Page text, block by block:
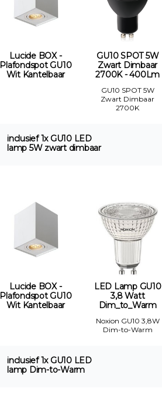
Lucide BOX -
Plafondspot GU10
Wit Kantelbaar
GU10 SPOT 5W
Zwart Dimbaar
2700K - 400Lm
GU10 SPOT 5W
Zwart Dimbaar
2700K
inclusief 1x GU10 LED
lamp 5W zwart dimbaar
Lucide BOX -
Plafondspot GU10
Wit Kantelbaar
LED Lamp GU10
3,8 Watt
Dim_to_Warm
Noxion GU10 3,8W
Dim-to-Warm
inclusief 1x GU10 LED
lamp Dim-to-Warm